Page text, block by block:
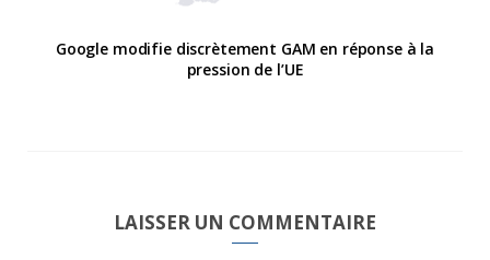
Google modifie discrètement GAM en réponse à la
pression de l’UE
LAISSER UN COMMENTAIRE